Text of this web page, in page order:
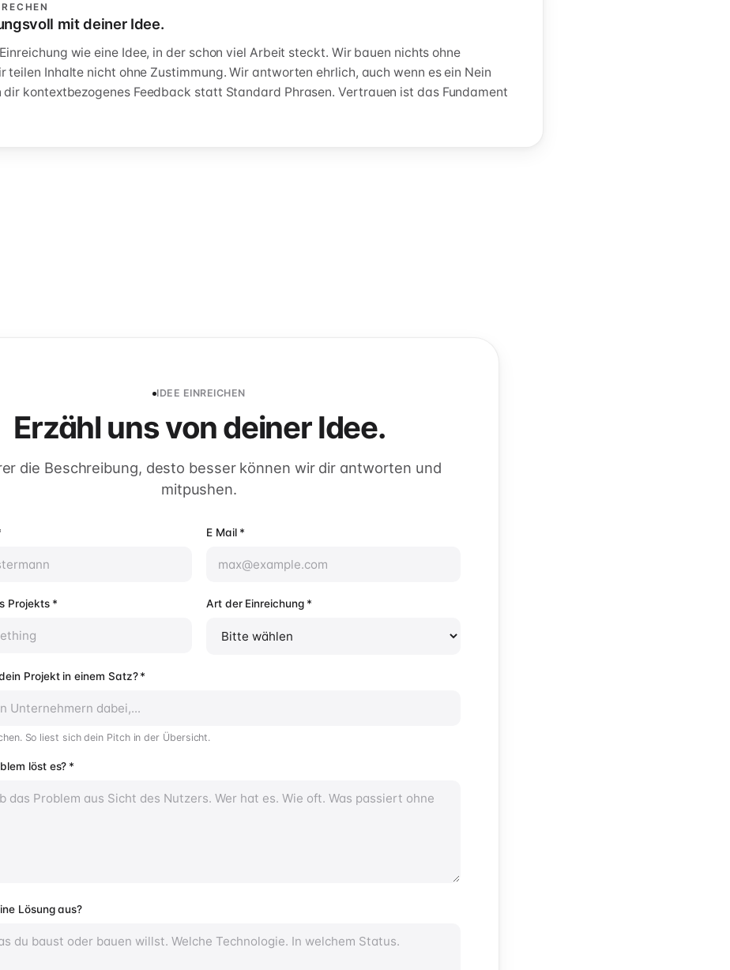
mit deiner Idee.
wie eine Idee, in der schon viel Arbeit steckt. Wir bauen nichts ohne
teilen Inhalte nicht ohne Zustimmung. Wir antworten ehrlich, auch wenn es ein Nein
kontextbezogenes Feedback statt Standard Phrasen. Vertrauen ist das Fundament
IDEE EINREICHEN
Erzähl uns von deiner Idee.
die Beschreibung, desto besser können wir dir antworten und
mitpushen.
E Mail *
Projekts * Art der Einreichung *
Projekt in einem Satz? *
So liest sich dein Pitch in der Übersicht.
löst es? *
Lösung aus?